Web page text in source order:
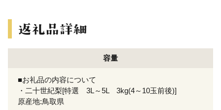
容量
■お礼品の内容について
・二十世紀梨[特選 3L～5L 3kg(4～10玉前後)]
原産地:鳥取県